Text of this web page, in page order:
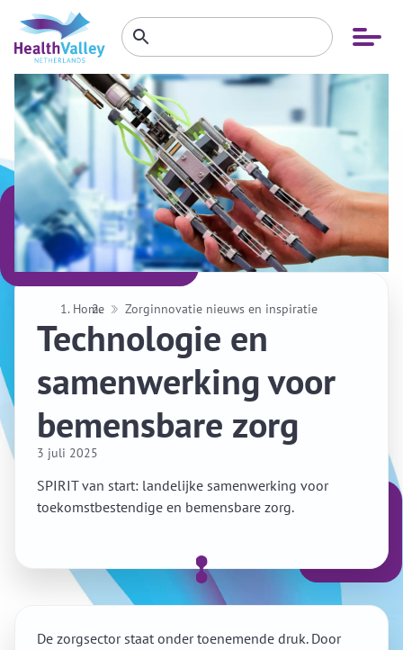
Open
menu
Zoeken
binnen
website
Zoeken
Home Zorginnovatie nieuws en inspiratie
Technologie en
samenwerking voor
bemensbare zorg
3 juli 2025
SPIRIT van start: landelijke samenwerking voor
toekomstbestendige en bemensbare zorg.
De zorgsector staat onder toenemende druk. Door